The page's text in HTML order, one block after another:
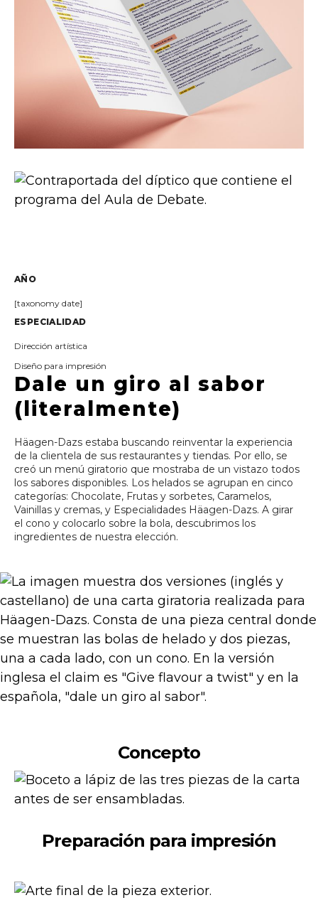
AÑO
[taxonomy date]
ESPECIALIDAD
Dirección artística
Diseño para impresión
Dale un giro al sabor
(literalmente)
Häagen-Dazs estaba buscando reinventar la experiencia
de la clientela de sus restaurantes y tiendas. Por ello, se
creó un menú giratorio que mostraba de un vistazo todos
los sabores disponibles. Los helados se agrupan en cinco
categorías: Chocolate, Frutas y sorbetes, Caramelos,
Vainillas y cremas, y Especialidades Häagen-Dazs. A girar
el cono y colocarlo sobre la bola, descubrimos los
ingredientes de nuestra elección.
Concepto
Preparación para impresión